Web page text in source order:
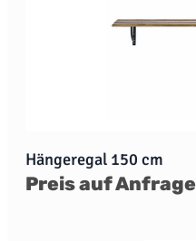
Hängeregal 150 cm
Preis auf Anfrage